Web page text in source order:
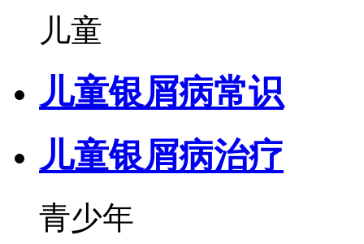
儿童
儿童银屑病常识
儿童银屑病治疗
青少年